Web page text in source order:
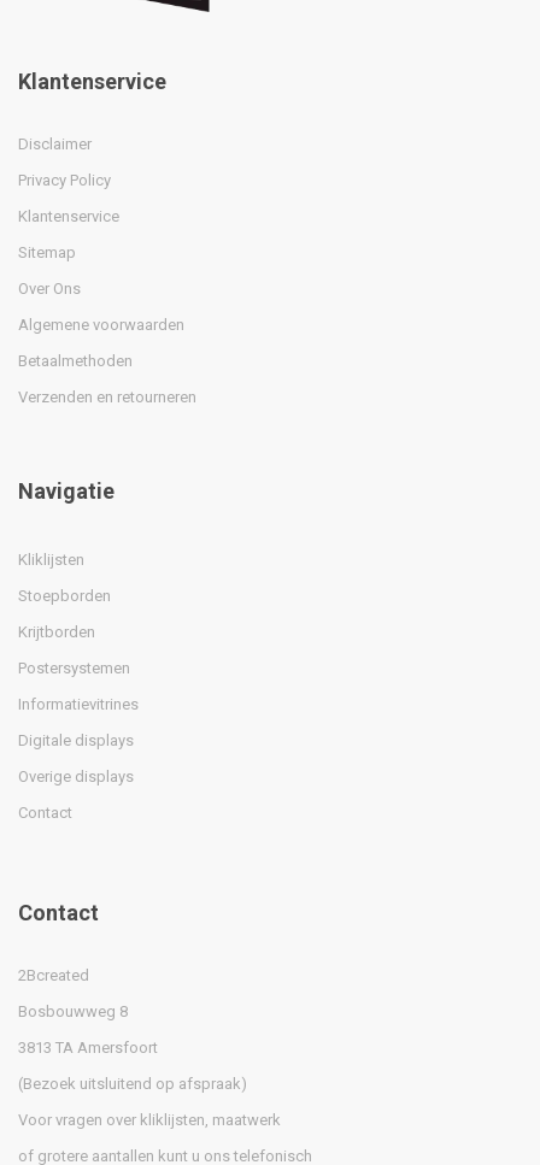
Klantenservice
Disclaimer
Privacy Policy
Klantenservice
Sitemap
Over Ons
Algemene voorwaarden
Betaalmethoden
Verzenden en retourneren
Navigatie
Kliklijsten
Stoepborden
Krijtborden
Postersystemen
Informatievitrines
Digitale displays
Overige displays
Contact
Contact
2Bcreated
Bosbouwweg 8
3813 TA Amersfoort
(Bezoek uitsluitend op afspraak)
Voor vragen over kliklijsten, maatwerk
of grotere aantallen kunt u ons telefonisch